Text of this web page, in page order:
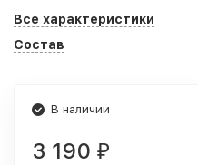
Все характеристики
Состав
В наличии
3 190 ₽